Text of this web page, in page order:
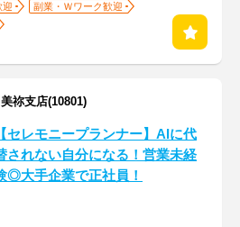
迎
副業・Ｗワーク歓迎
祢支店(10801)
【セレモニープランナー】AIに代
されない自分になる！営業未経
◎大手企業で正社員！